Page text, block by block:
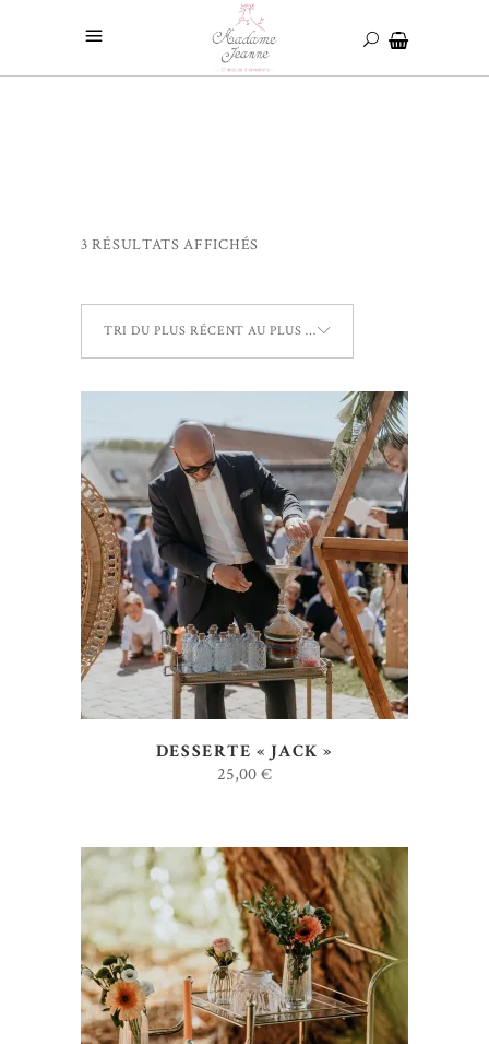
3 RÉSULTATS AFFICHÉS
TRI DU PLUS RÉCENT AU PLUS ANCIEN
AJOUTER AU DEVIS
DESSERTE « JACK »
25,00€
AJOUTER AU DEVIS